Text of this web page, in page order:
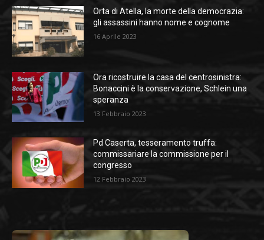
Orta di Atella, la morte della democrazia:
gli assassini hanno nome e cognome
16 Aprile 2023
Ora ricostruire la casa del centrosinistra:
Bonaccini è la conservazione, Schlein una
speranza
13 Febbraio 2023
Pd Caserta, tesseramento truffa:
commissariare la commissione per il
congresso
12 Febbraio 2023